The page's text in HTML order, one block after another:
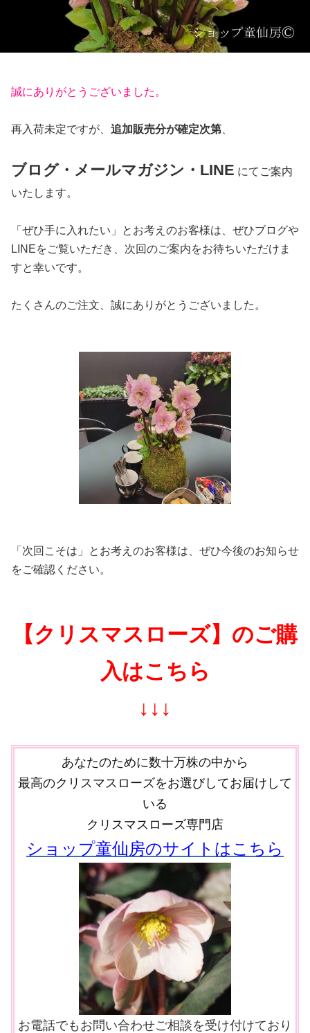
誠にありがとうございました。
再入荷未定ですが、 追加販売分が確定次第
ブログ・メールマガジン・LINE にてご案内
いたします。
「ぜひ手に入れたい」とお考えのお客様は、ぜひブログや
LINEをご覧いただき、次回のご案内をお待ちいただけま
すと幸いです。
たくさんのご注文、誠にありがとうございました。
「次回こそは」とお考えのお客様は、ぜひ今後のお知らせ
をご確認ください。
【クリスマスローズ】のご購
入はこちら
↓↓↓
あなたのために数十万株の中から
最高のクリスマスローズをお選びしてお届けして
いる
クリスマスローズ専門店
ショップ童仙房のサイトはこちら
お電話でもお問い合わせご相談を受け付けており